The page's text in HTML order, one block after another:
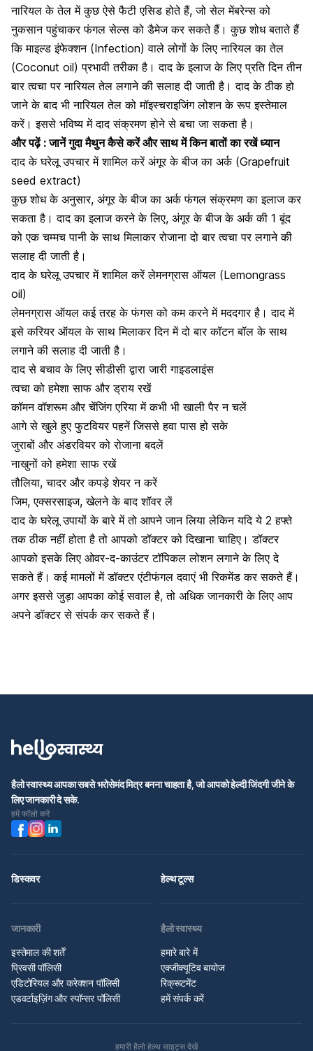
नारियल के तेल में कुछ ऐसे फैटी एसिड होते हैं, जो सेल मेंबरेन्स को
नुकसान पहुंचाकर फंगल सेल्स को डैमेज कर सकते हैं। कुछ शोध बताते हैं
कि माइल्ड इंफेक्शन (Infection) वाले लोगों के लिए नारियल का तेल
(Coconut oil) प्रभावी तरीका है। दाद के इलाज के लिए प्रति दिन तीन
बार त्वचा पर नारियल तेल लगाने की सलाह दी जाती है। दाद के ठीक हो
जाने के बाद भी नारियल तेल को मॉइस्चराइजिंग लोशन के रूप इस्तेमाल
करें। इससे भविष्य में दाद संक्रमण होने से बचा जा सकता है।
और पढ़ें :जानें गुदा मैथुन कैसे करें और साथ में किन बातों का रखें ध्यान
दाद के घरेलू उपचार में शामिल करें अंगूर के बीज का अर्क (Grapefruit
seed extract)
कुछ शोध के अनुसार, अंगूर के बीज का अर्क फंगल संक्रमण का इलाज कर
सकता है। दाद का इलाज करने के लिए, अंगूर के बीज के अर्क की 1 बूंद
को एक चम्मच पानी के साथ मिलाकर रोजाना दो बार त्वचा पर लगाने की
सलाह दी जाती है।
दाद के घरेलू उपचार में शामिल करें लेमनग्रास ऑयल (Lemongrass
oil)
लेमनग्रास ऑयल कई तरह के फंगस को कम करने में मददगार है। दाद में
इसे करियर ऑयल के साथ मिलाकर दिन में दो बार कॉटन बॉल के साथ
लगाने की सलाह दी जाती है।
दाद से बचाव के लिए सीडीसी द्वारा जारी गाइडलाइंस
त्वचा को हमेशा साफ और ड्राय रखें
कॉमन वॉशरूम और चेंजिंग एरिया में कभी भी खाली पैर न चलें
आगे से खुले हुए फुटवियर पहनें जिससे हवा पास हो सके
जुराबों और अंडरवियर को रोजाना बदलें
नाखुनों को हमेशा साफ रखें
तौलिया, चादर और कपड़े शेयर न करें
जिम, एक्सरसाइज, खेलने के बाद शॉवर लें
दाद के घरेलू उपायों के बारे में तो आपने जान लिया लेकिन यदि ये 2 हफ्ते
तक ठीक नहीं होता है तो आपको डॉक्टर को दिखाना चाहिए। डॉक्टर
आपको इसके लिए ओवर-द-काउंटर टॉपिकल लोशन लगाने के लिए दे
सकते हैं। कई मामलों में डॉक्टर एंटीफंगल दवाएं भी रिकमेंड कर सकते हैं।
अगर इससे जुड़ा आपका कोई सवाल है, तो अधिक जानकारी के लिए आप
अपने डॉक्टर से संपर्क कर सकते हैं।
हैलो स्वास्थ्य आपका सबसे भरोसेमंद मित्र बनना चाहता है, जो आपको हेल्दी जिंदगी जीने के
लिए जानकारी दे सके.
हमें फॉलो करें
डिस्कवर हेल्थ टूल्स
जानकारी
इस्तेमाल की शर्तें
प्रिवसी पॉलिसी
एडिटोरियल और करेक्शन पॉलिसी
एडवर्टाइज़िंग और स्पॉन्सर पॉलिसी
हैलो स्वास्थ्य
हमारे बारे में
एक्जीक्यूटिव बायोज
रिक्रूटमेंट
हमें संपर्क करें
हमारी हैलो हेल्थ साइट्स देखें